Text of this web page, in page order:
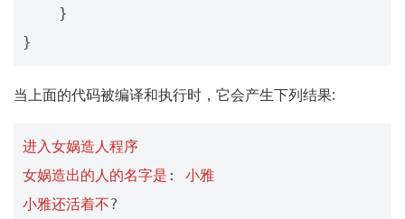
}
}
当上面的代码被编译和执行时，它会产生下列结果:
进入女娲造人程序
女娲造出的人的名字是 :
小雅
小雅还活着不?